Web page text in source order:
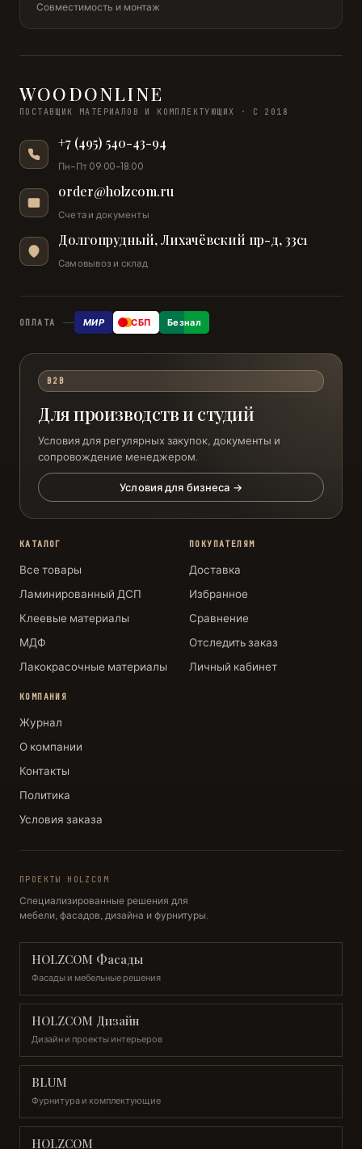
Совместимость и монтаж
WOODONLINE
ПОСТАВЩИК МАТЕРИАЛОВ И КОМПЛЕКТУЮЩИХ · С 2018
+7 (495) 540-43-94
Пн–Пт 09:00–18:00
order@holzcom.ru
Счета и документы
Долгопрудный, Лихачёвский пр-д, 33с1
Самовывоз и склад
ОПЛАТА МИР СБП Безнал
B2B
Для производств и студий
Условия для регулярных закупок, документы и
сопровождение менеджером.
Условия для бизнеса →
КАТАЛОГ
Все товары
Ламинированный ДСП
Клеевые материалы
МДФ
Лакокрасочные материалы
ПОКУПАТЕЛЯМ
Доставка
Избранное
Сравнение
Отследить заказ
Личный кабинет
КОМПАНИЯ
Журнал
О компании
Контакты
Политика
Условия заказа
ПРОЕКТЫ HOLZCOM
Специализированные решения для
мебели, фасадов, дизайна и фурнитуры.
HOLZCOM Фасады
Фасады и мебельные решения
HOLZCOM Дизайн
Дизайн и проекты интерьеров
BLUM
Фурнитура и комплектующие
HOLZCOM